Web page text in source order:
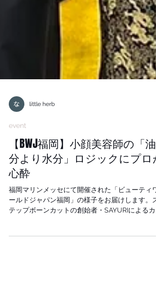
event
【BWJ福岡】小顔美容師の「油
分より水分」ロジックにプロが
心酔
福岡マリンメッセにて開催された「ビューティワ